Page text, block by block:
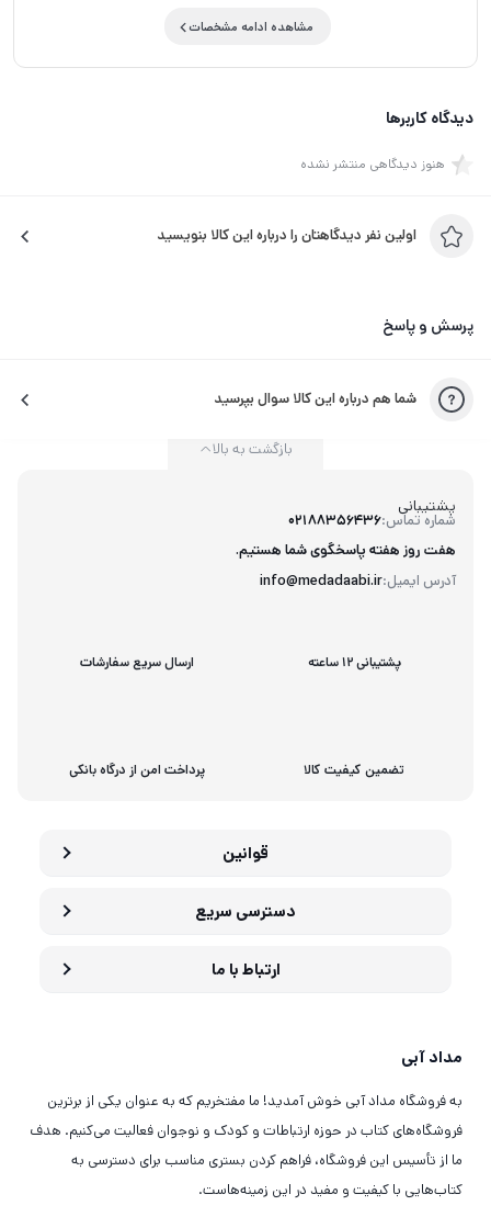
مشاهده ادامه مشخصات
دیدگاه کاربرها
هنوز دیدگاهی منتشر نشده
اولین نفر دیدگاهتان را درباره این کالا بنویسید
پرسش و پاسخ
شما هم درباره این کالا سوال بپرسید
پشتیبانی
شماره تماس:02188356436
آدرس ایمیل:info@medadaabi.ir
هفت روز هفته پاسخگوی شما هستیم.
بازگشت به بالا
پشتیبانی 12 ساعته ارسال سریع سفارشات
تضمین کیفیت کالا پرداخت امن از درگاه بانکی
قوانین
دسترسی سریع
ارتباط با ما
مداد آبی
به فروشگاه مداد آبی خوش آمدید! ما مفتخریم که به عنوان یکی از برترین
فروشگاه‌های کتاب در حوزه ارتباطات و کودک و نوجوان فعالیت می‌کنیم. هدف
ما از تأسیس این فروشگاه، فراهم کردن بستری مناسب برای دسترسی به
کتاب‌هایی با کیفیت و مفید در این زمینه‌هاست.